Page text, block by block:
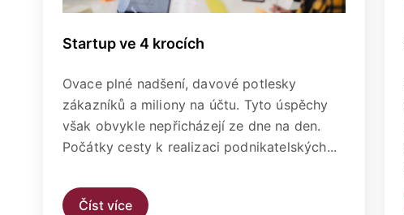
Startup ve 4 krocích
Ovace plné nadšení, davové potlesky
zákazníků a miliony na účtu. Tyto úspěchy
však obvykle nepřicházejí ze dne na den.
Počátky cesty k realizaci podnikatelských...
Číst více